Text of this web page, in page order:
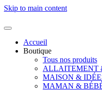
Skip to main content
Accueil
Boutique
Tous nos produits
ALLAITEMENT
MAISON &
MAMAN &